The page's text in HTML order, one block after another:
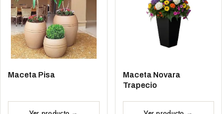
Maceta Pisa
Maceta Novara
Trapecio